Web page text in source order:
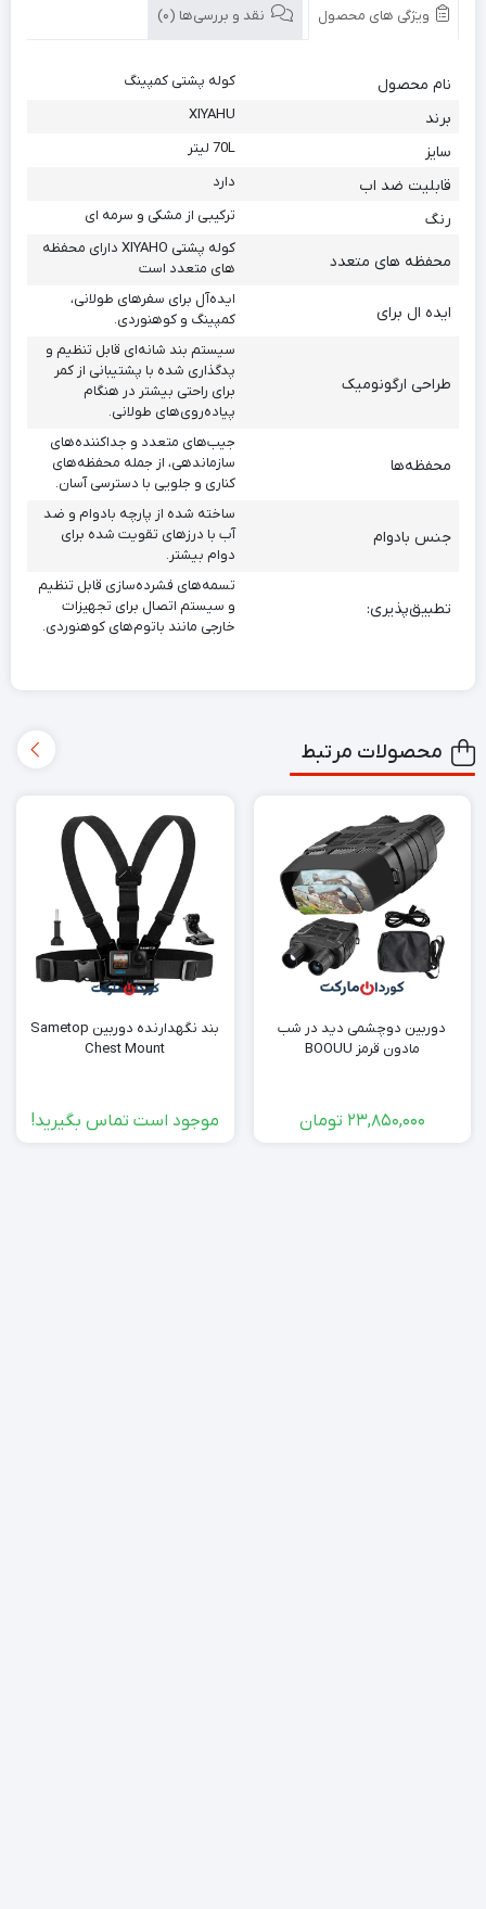
ویژگی های محصول نقد و بررسی‌ها (0)
نام محصول کوله پشتی کمپینگ
برند XIYAHU
سایز 70L لیتر
قابلیت ضد اب دارد
رنگ ترکیبی از مشکی و سرمه ای
محفظه های متعدد
کوله پشتی XIYAHO دارای محفظه
های متعدد است
ایده ال برای
ایده‌آل برای سفرهای طولانی،
کمپینگ و کوهنوردی.
طراحی ارگونومیک
سیستم بند شانه‌ای قابل تنظیم و
پدگذاری شده با پشتیبانی از کمر
برای راحتی بیشتر در هنگام
پیاده‌روی‌های طولانی.
محفظه‌ها
جیب‌های متعدد و جداکننده‌های
سازماندهی، از جمله محفظه‌های
کناری و جلویی با دسترسی آسان.
جنس بادوام
ساخته شده از پارچه بادوام و ضد
آب با درزهای تقویت شده برای
دوام بیشتر.
تطبیق‌پذیری:
تسمه‌های فشرده‌سازی قابل تنظیم
و سیستم اتصال برای تجهیزات
خارجی مانند باتوم‌های کوهنوردی.
محصولات مرتبط
دوربین دوچشمی دید در شب
مادون قرمز BOOUU
23,850,000 تومان
بند نگهدارنده دوربین Sametop
Chest Mount
موجود است تماس بگیرید!